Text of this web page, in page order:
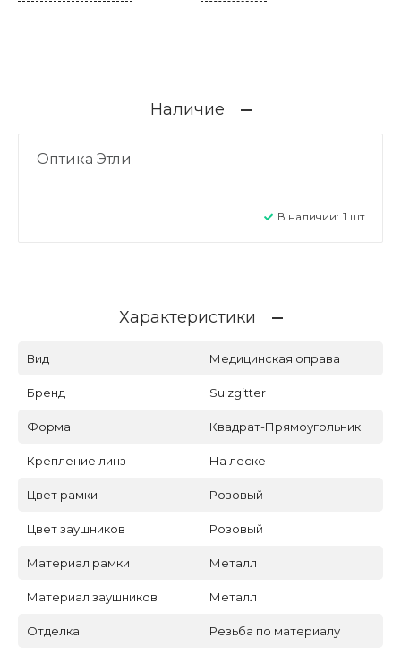
Наличие
Оптика Этли
В наличии: 1 шт
Характеристики
Вид Медицинская оправа
Бренд Sulzgitter
Форма Квадрат-Прямоугольник
Крепление линз На леске
Цвет рамки Розовый
Цвет заушников Розовый
Материал рамки Металл
Материал заушников Металл
Отделка Резьба по материалу